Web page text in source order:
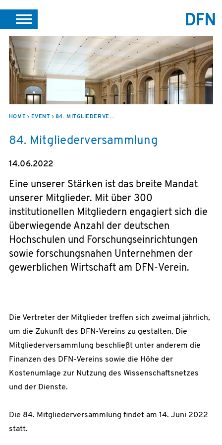
SUCHE PORTALE SUPPORT JOBS LEICHTE SPRACHE
VEREIN INTERN
HOME EVENT 84. MITGLIEDERVERSAMMLUNG
84. Mitgliederversammlung
14.06.2022
Eine unserer Stärken ist das breite Mandat
unserer Mitglieder. Mit über 300
institutionellen Mitgliedern engagiert sich die
überwiegende Anzahl der deutschen
Hochschulen und Forschungseinrichtungen
sowie forschungsnahen Unternehmen der
gewerblichen Wirtschaft am DFN-Verein.
Die Vertreter der Mitglieder treffen sich zweimal jährlich,
um die Zukunft des DFN-Vereins zu gestalten. Die
Mitgliederversammlung beschließt unter anderem die
Finanzen des DFN-Vereins sowie die Höhe der
Kostenumlage zur Nutzung des Wissenschaftsnetzes
und der Dienste.
Die 84. Mitgliederversammlung findet am 14. Juni 2022
statt.